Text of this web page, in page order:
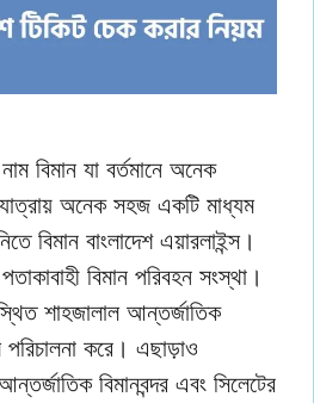
বিমান যা বর্তমানে অনেক
অনেক সহজ একটি মাধ্যম
বিমান বাংলাদেশ এয়ারলাইন্স।
বিমান পরিবহন সংস্থা।
শাহজালাল আন্তর্জাতিক
পরিচালনা করে। এছাড়াও
বিমানবন্দর এবং সিলেটের